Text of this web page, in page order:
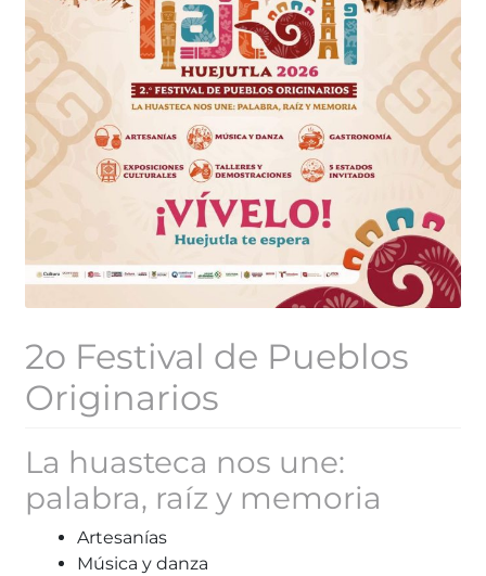
2o Festival de Pueblos
Originarios
La huasteca nos une:
palabra, raíz y memoria
Artesanías
Música y danza